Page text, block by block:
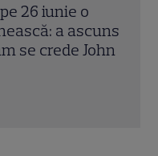
cel mai
Bruce Willis.
lui